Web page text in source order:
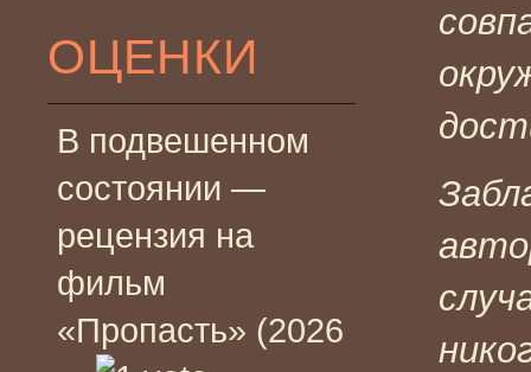
ОЦЕНКИ
В подвешенном
состоянии —
рецензия на
фильм
«Пропасть» (2026